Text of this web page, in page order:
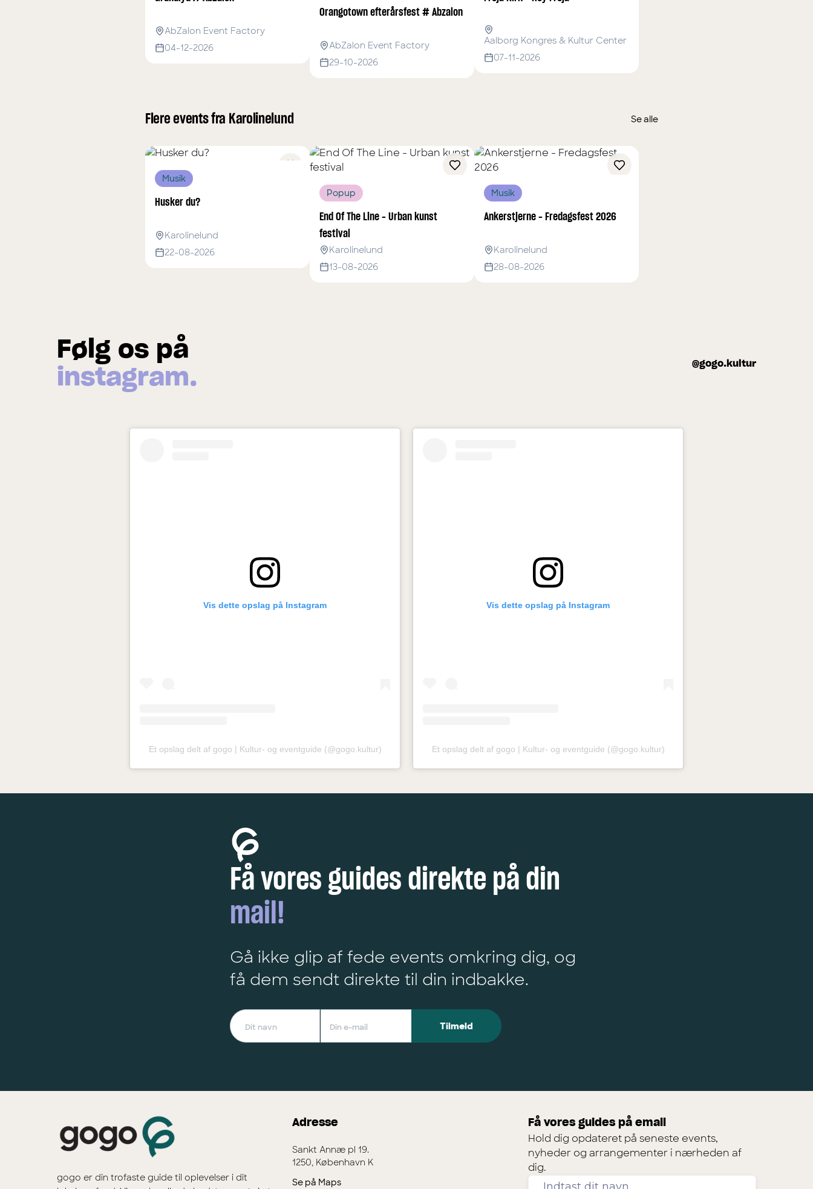
AbZalon Event Factory
04-12-2026
Orangotown efterårsfest # Abzalon
AbZalon Event Factory
29-10-2026
Aalborg Kongres & Kultur Center
07-11-2026
Flere events fra Karolinelund Se alle
Musik
Husker du?
Karolinelund
22-08-2026
Popup
End Of The Line - Urban kunst
festival
Karolinelund
13-08-2026
Musik
Ankerstjerne - Fredagsfest 2026
Karolinelund
28-08-2026
Følg os på
instagram.
@gogo.kultur
Vis dette opslag på Instagram
Et opslag delt af gogo | Kultur- og eventguide (@gogo.kultur)
Vis dette opslag på Instagram
Et opslag delt af gogo | Kultur- og eventguide (@gogo.kultur)
Få vores guides direkte på din
mail!
Gå ikke glip af fede events omkring dig, og
få dem sendt direkte til din indbakke.
gogo er din trofaste guide til oplevelser i dit
Adresse
Sankt Annæ pl 19.
1250, København K
Se på Maps
Få vores guides på email
Hold dig opdateret på seneste events,
nyheder og arrangementer i nærheden af
dig.